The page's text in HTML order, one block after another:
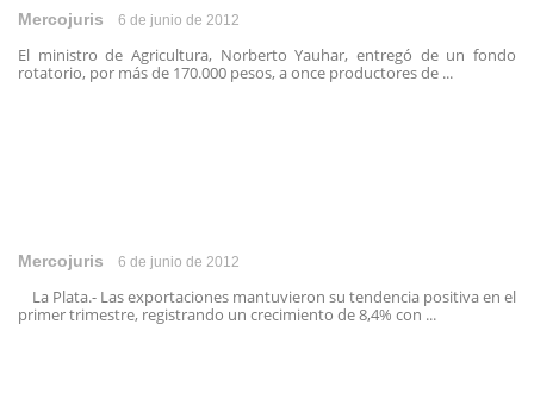
Mercojuris 6 de junio de 2012
El ministro de Agricultura, Norberto Yauhar, entregó de un fondo
rotatorio, por más de 170.000 pesos, a once productores de ...
Mercojuris 6 de junio de 2012
La Plata.- Las exportaciones mantuvieron su tendencia positiva en el
primer trimestre, registrando un crecimiento de 8,4% con ...